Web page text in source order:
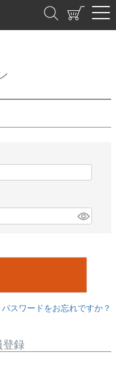
パスワードをお忘れですか？
登録